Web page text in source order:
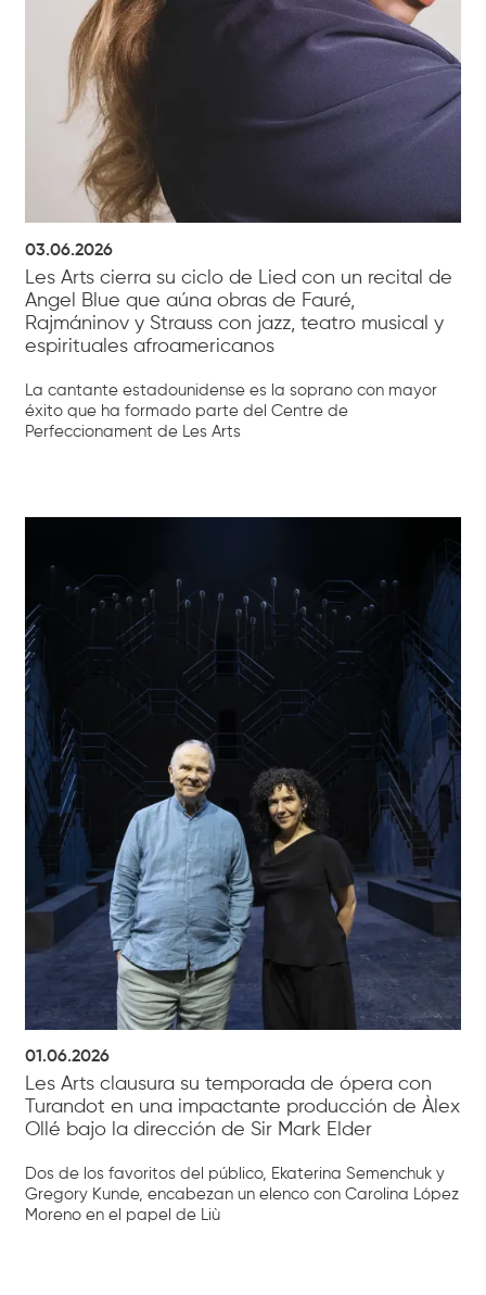
03.06.2026
Les Arts cierra su ciclo de Lied con un recital de
Angel Blue que aúna obras de Fauré,
Rajmáninov y Strauss con jazz, teatro musical y
espirituales afroamericanos
La cantante estadounidense es la soprano con mayor
éxito que ha formado parte del Centre de
Perfeccionament de Les Arts
01.06.2026
Les Arts clausura su temporada de ópera con
Turandot en una impactante producción de Àlex
Ollé bajo la dirección de Sir Mark Elder
Dos de los favoritos del público, Ekaterina Semenchuk y
Gregory Kunde, encabezan un elenco con Carolina López
Moreno en el papel de Liù